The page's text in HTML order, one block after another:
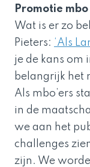
Promotie
Wat is er zo
Pieters: ‘Als
je de kans om
belangrijk het
Als mbo’ers
in de
we aan het
challenges
zijn. We